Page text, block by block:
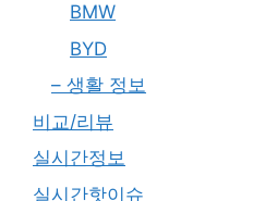
BMW
BYD
– 생활 정보
비교/리뷰
실시간정보
실시간핫이슈